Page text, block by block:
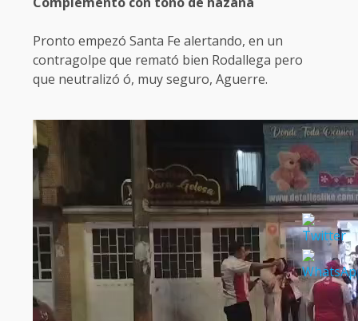
Pronto empezó Santa Fe alertando, en un
contragolpe que remató bien Rodallega pero
que neutralizó ó, muy seguro, Aguerre.